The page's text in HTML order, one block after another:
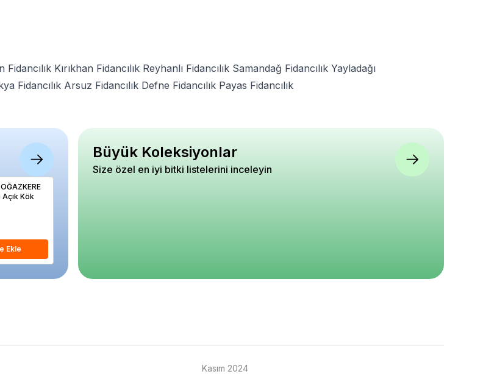
Fidancılık Kırıkhan Fidancılık Reyhanlı Fidancılık Samandağ Fidancılık Yayladağı
Fidancılık Arsuz Fidancılık Defne Fidancılık Payas Fidancılık
Açık Kök
Ekle
Büyük Koleksiyonlar
Size özel en iyi bitki listelerini inceleyin
Kasım 2024